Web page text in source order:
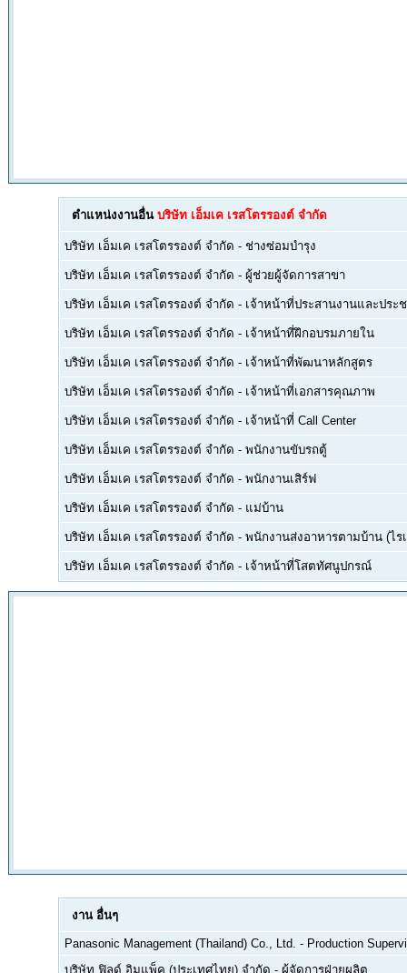
ตำแหน่งงานอื่น บริษัท เอ็มเค เรสโตรรองต์ จำกัด
บริษัท เอ็มเค เรสโตรรองต์ จำกัด - ช่างซ่อมบำรุง
บริษัท เอ็มเค เรสโตรรองต์ จำกัด - ผู้ช่วยผู้จัดการสาขา
บริษัท เอ็มเค เรสโตรรองต์ จำกัด - เจ้าหน้าที่ประสานงานและประ
บริษัท เอ็มเค เรสโตรรองต์ จำกัด - เจ้าหน้าที่ฝึกอบรมภายใน
บริษัท เอ็มเค เรสโตรรองต์ จำกัด - เจ้าหน้าที่พัฒนาหลักสูตร
บริษัท เอ็มเค เรสโตรรองต์ จำกัด - เจ้าหน้าที่เอกสารคุณภาพ
บริษัท เอ็มเค เรสโตรรองต์ จำกัด - เจ้าหน้าที่ Call Center
บริษัท เอ็มเค เรสโตรรองต์ จำกัด - พนักงานขับรถตู้
บริษัท เอ็มเค เรสโตรรองต์ จำกัด - พนักงานเสิร์ฟ
บริษัท เอ็มเค เรสโตรรองต์ จำกัด - แม่บ้าน
บริษัท เอ็มเค เรสโตรรองต์ จำกัด - พนักงานส่งอาหารตามบ้าน (ไร
บริษัท เอ็มเค เรสโตรรองต์ จำกัด - เจ้าหน้าที่โสตทัศนูปกรณ์
งาน อื่นๆ
Panasonic Management (Thailand) Co., Ltd. - Production
บริษัท ฟิลด์ อิมแพ็ค (ประเทศไทย) จำกัด - ผู้จัดการฝ่ายผลิต